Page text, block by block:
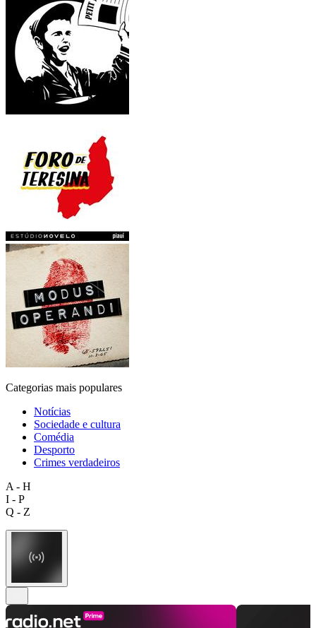
Categorias mais populares
Notícias
Sociedade e cultura
Comédia
Desporto
Crimes verdadeiros
A - H
I - P
Q - Z